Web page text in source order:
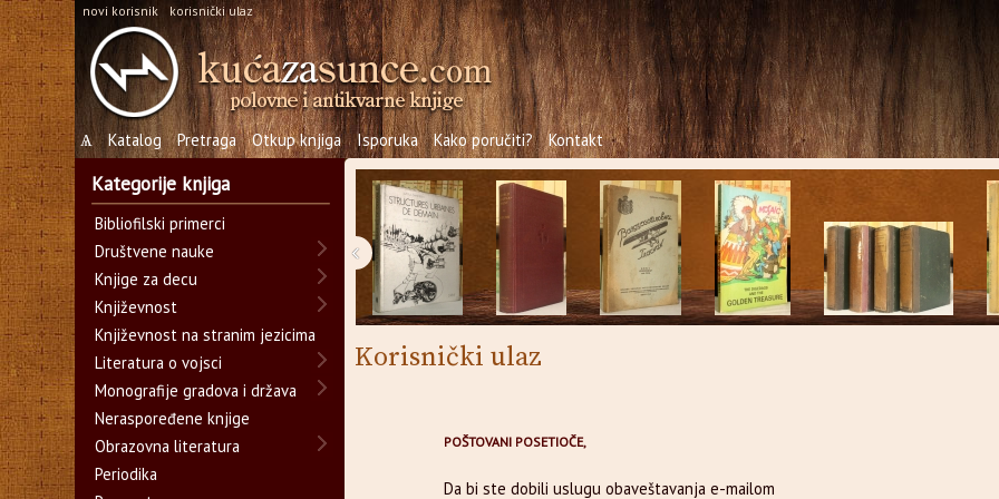
novi korisnik korisnički ulaz
Ѧ Katalog Pretraga Otkup knjiga Isporuka Kako poručiti? Kontakt
‹
Korisnički ulaz
POŠTOVANI POSETIOČE,
Da bi ste dobili uslugu obaveštavanja e-mailom
Kategorije knjiga
Bibliofilski primerci
Društvene nauke
Knjige za decu
Književnost
Književnost na stranim jezicima
Literatura o vojsci
Monografije gradova i država
Neraspoređene knjige
Obrazovna literatura
Periodika